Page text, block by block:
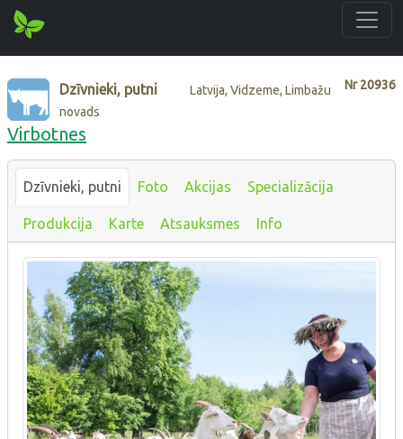
Nr20936
Dzīvnieki, putni
Latvija, Vidzeme, Limbažu
novads
Virbotnes
Dzīvnieki, putni Foto Akcijas Specializācija
Produkcija Karte Atsauksmes Info